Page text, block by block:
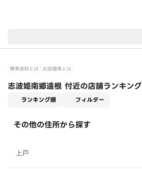
標準送料とは お店価格とは
志波姫南郷遠根 付近の店舗ランキング
ランキング順 フィルター
その他の住所から探す
上戸